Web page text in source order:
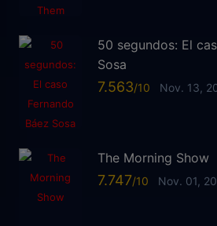
50 segundos: El
Sosa
7.563 Nov. 13,
The Morning Show
7.747 Nov. 01,